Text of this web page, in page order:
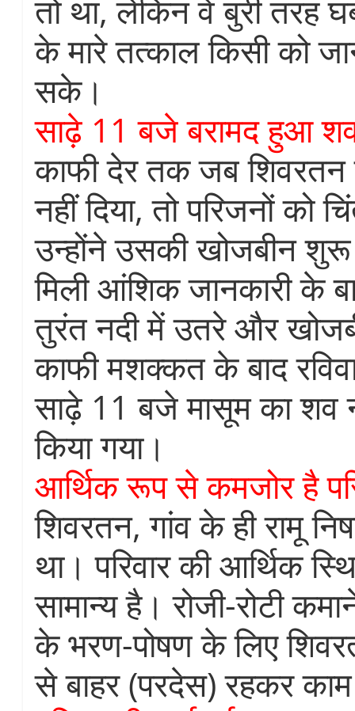
तो था, लेकिन वे बुरी तरह
के मारे तत्काल किसी को
सके।
साढ़े 11 बजे बरामद हुआ
काफी देर तक जब शिवरतन
नहीं दिया, तो परिजनों को
उन्होंने उसकी खोजबीन
मिली आंशिक जानकारी के
तुरंत नदी में उतरे और
काफी मशक्कत के बाद
साढ़े 11 बजे मासूम का शव
किया गया।
आर्थिक रूप से कमजोर है
शिवरतन, गांव के ही रामू
था। परिवार की आर्थिक
सामान्य है। रोजी-रोटी
के भरण-पोषण के लिए
से बाहर (परदेस) रहकर